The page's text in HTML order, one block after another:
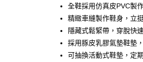
合作金庫商業銀行
華南商業銀行
國泰世華商業銀行
臺灣中小企業銀行
匯豐（台灣）商業銀行
超商取貨付款
Apple Pay
全鞋採用仿真皮PVC製
精緻車縫製作鞋身，立
隱藏式鬆緊帶，穿脫快
採用豚皮乳膠氣墊鞋墊
可抽換活動式鞋墊，定